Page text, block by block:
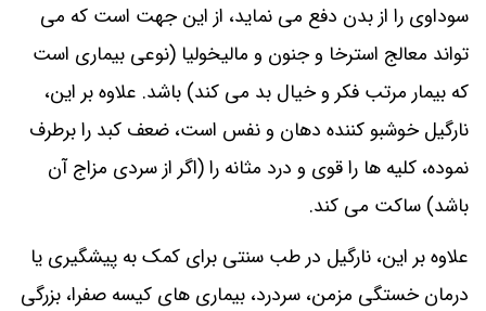
سوداوی را از بدن دفع می نماید، از این جهت است که می
تواند معالج استرخا و جنون و مالیخولیا (نوعی بیماری است
که بیمار مرتب فکر و خیال بد می کند) باشد. علاوه بر این،
نارگیل خوشبو کننده دهان و نفس است، ضعف کبد را برطرف
نموده، کلیه ها را قوی و درد مثانه را (اگر از سردی مزاج آن
باشد) ساکت می کند.
علاوه بر این، نارگیل در طب سنتی برای کمک به پیشگیری یا
درمان خستگی مزمن، سردرد، بیماری های کیسه صفرا، بزرگی